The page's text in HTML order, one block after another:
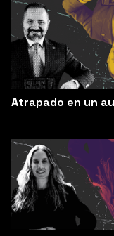
Atrapado en un